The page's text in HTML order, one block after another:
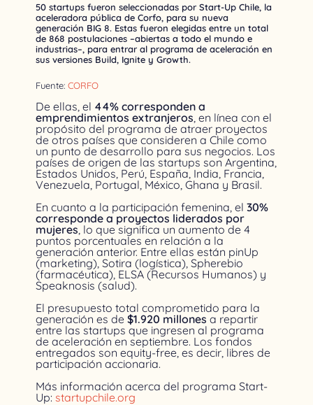
50 startups fueron seleccionadas por Start-Up Chile, la
aceleradora pública de Corfo, para su nueva
generación BIG 8. Estas fueron elegidas entre un total
de 868 postulaciones –abiertas a todo el mundo e
industrias–, para entrar al programa de aceleración en
sus versiones Build, Ignite y Growth.
Fuente: CORFO
De ellas, el 44% corresponden a
emprendimientos extranjeros , en línea con el
propósito del programa de atraer proyectos
de otros países que consideren a Chile como
un punto de desarrollo para sus negocios. Los
países de origen de las startups son Argentina,
Estados Unidos, Perú, España, India, Francia,
Venezuela, Portugal, México, Ghana y Brasil.
En cuanto a la participación femenina, el 30%
corresponde a proyectos liderados por
mujeres , lo que significa un aumento de 4
puntos porcentuales en relación a la
generación anterior. Entre ellas están pinUp
(marketing), Sotira (logística), Spherebio
(farmacéutica), ELSA (Recursos Humanos) y
Speaknosis (salud).
El presupuesto total comprometido para la
generación es de $1.920 millones a repartir
entre las startups que ingresen al programa
de aceleración en septiembre. Los fondos
entregados son equity-free, es decir, libres de
participación accionaria.
Más información acerca del programa Start-
Up: startupchile.org